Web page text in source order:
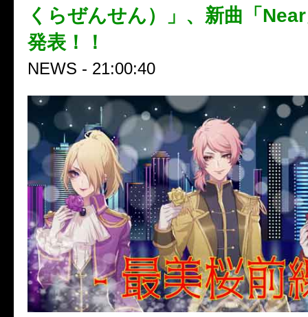
くらぜんせん）」、新曲「
発表！！
NEWS - 21:00:40